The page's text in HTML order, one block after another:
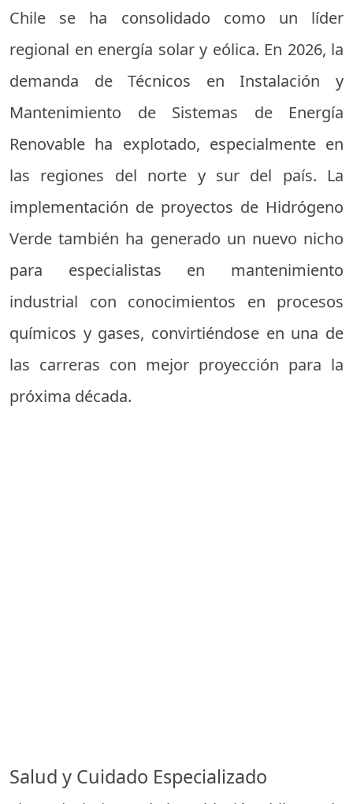
Chile se ha consolidado como un líder
regional en energía solar y eólica. En 2026, la
demanda de Técnicos en Instalación y
Mantenimiento de Sistemas de Energía
Renovable ha explotado, especialmente en
las regiones del norte y sur del país. La
implementación de proyectos de Hidrógeno
Verde también ha generado un nuevo nicho
para especialistas en mantenimiento
industrial con conocimientos en procesos
químicos y gases, convirtiéndose en una de
las carreras con mejor proyección para la
próxima década.
Salud y Cuidado Especializado